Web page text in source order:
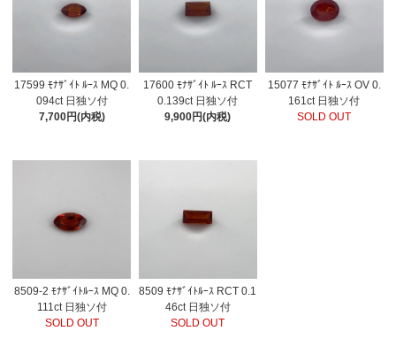
17599 ﾓﾅｻﾞｲﾄ ﾙｰｽ MQ 0.
094ct 日独ソ付
7,700円(内税)
17600 ﾓﾅｻﾞｲﾄ ﾙｰｽ RCT
0.139ct 日独ソ付
9,900円(内税)
15077 ﾓﾅｻﾞｲﾄ ﾙｰｽ OV 0.
161ct 日独ソ付
SOLD OUT
8509-2 ﾓﾅｻﾞｲﾄﾙｰｽ MQ 0.
111ct 日独ソ付
SOLD OUT
8509 ﾓﾅｻﾞｲﾄﾙｰｽ RCT 0.1
46ct 日独ソ付
SOLD OUT